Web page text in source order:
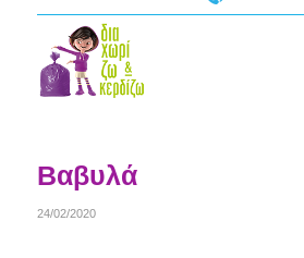
Βαβυλά
24/02/2020